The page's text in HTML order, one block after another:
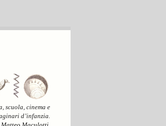
scuola, cinema e
d’infanzia.